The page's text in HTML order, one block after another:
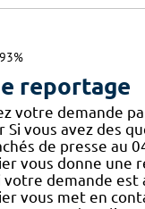
93%
reportage
votre demande
vous avez des
de presse au
vous donne une
votre demande est
vous met en